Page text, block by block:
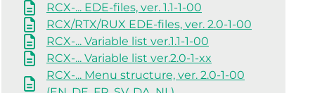
RCX-... EDE-files, ver. 1.1-1-00
RCX/RTX/RUX EDE-files, ver. 2.0-1-00
RCX-... Variable list ver.1.1-1-00
RCX-... Variable list ver.2.0-1-xx
RCX-... Menu structure, ver. 2.0-1-00